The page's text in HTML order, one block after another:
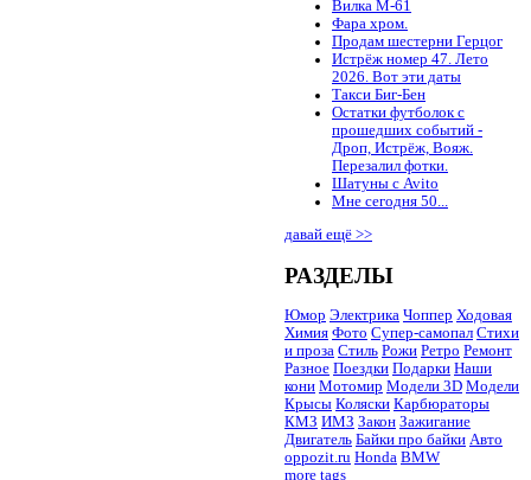
Вилка М-61
Фара хром.
Продам шестерни Герцог
Истрёж номер 47. Лето
2026. Вот эти даты
Такси Биг-Бен
Остатки футболок с
прошедших событий -
Дроп, Истрёж, Вояж.
Перезалил фотки.
Шатуны с Avito
Мне сегодня 50...
давай ещё >>
РАЗДЕЛЫ
Юмор Электрика Чоппер Ходовая
Химия Фото Супер-самопал Стихи
и проза Стиль Рожи Ретро Ремонт
Разное Поездки Подарки Наши
кони Мотомир Модели 3D Модели
Крысы Коляски Карбюраторы
КМЗ ИМЗ Закон Зажигание
Двигатель Байки про байки Авто
oppozit.ru Honda BMW
more tags